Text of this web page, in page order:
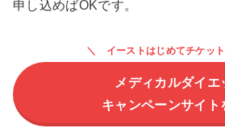
申し込めばOKです。
イーストはじめてチケッ
メディカルダイエ
キャンペーンサイト